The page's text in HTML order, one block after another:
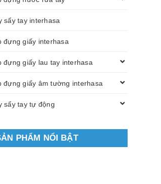
sấy tay interhasa
đựng giấy interhasa
đựng giấy lau tay interhasa
đựng giấy âm tường interhasa
sấy tay tự động
PHẨM NỔI BẬT